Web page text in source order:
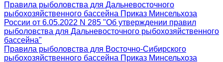
Правила рыболовства для Дальневосточного
рыбохозяйственного бассейна Приказ Минсельхоза
России от 6.05.2022 N 285 "Об утверждении правил
рыболовства для Дальневосточного рыбохозяйственного
бассейна"
Правила рыболовства для Восточно-Сибирского
рыбохозяйственного бассейна Приказ Минсельхоза